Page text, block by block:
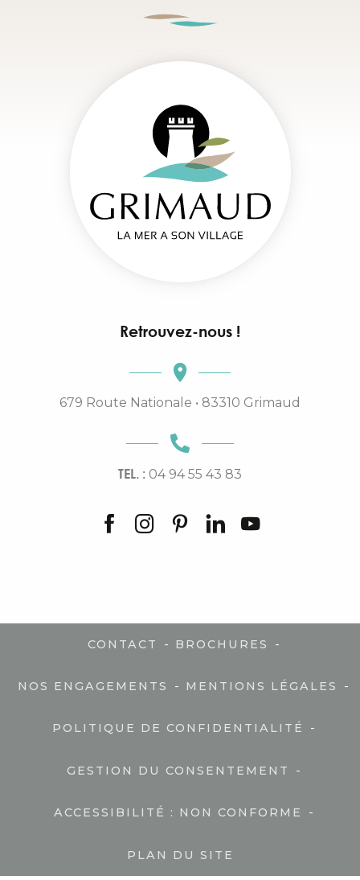
Retrouvez-nous !
679 Route Nationale • 83310 Grimaud
TEL. : 04 94 55 43 83
CONTACT - BROCHURES -
NOS ENGAGEMENTS - MENTIONS LÉGALES -
POLITIQUE DE CONFIDENTIALITÉ -
GESTION DU CONSENTEMENT -
ACCESSIBILITÉ : NON CONFORME -
PLAN DU SITE